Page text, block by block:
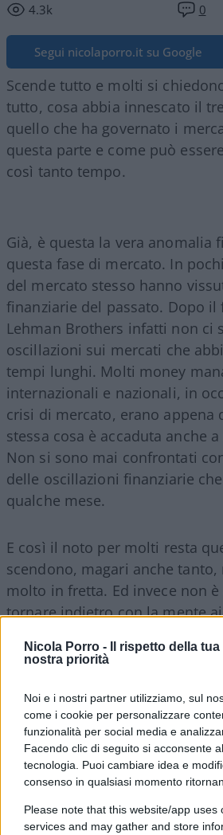
Nicola Porro -
Il rispetto della
nostra priorità
Noi e i nostri partner utilizziamo, sul
come i cookie per personalizzare
funzionalità per social media e
Facendo clic di seguito si acconsente
tecnologia. Puoi cambiare idea e
consenso in qualsiasi momento
Please note that this website/app uses
services and may gather and store
4.3k 0
Segui nicolaporro.it su Google
Scende tutto e molti si
tutto, cosa abbia innescato il
quello che ha governato i
questa parte e come può
così tanto tempo.
Già, è questa la vera anomalia
questa fase di mercato. In
del mercato stesso hanno
finanziarie del passato. Dopo
Lehman Brothers infatti non ci
oscillazioni sui mercati che
tempi lunghi. Molti money
internazionali e nazionali, in
crisi di mercato, erano appena
stessa cosa è accaduta anche
Non si sono mai confrontati
delle oscillazioni finanziarie
qualche mese.
E così il noto per molti resta
scendono, magari anche
molto in fretta. Ed invece non
tornare indietro con la mente
crisi vera, quella del 2008-2009.
le oscillazioni furono molto
aveva sangue freddo, lucidità,
guida che permettesse loro di
momento di difficoltà
Un giorno Ennio Doris mi disse: